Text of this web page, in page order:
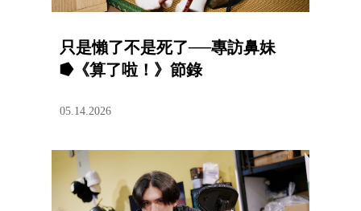
只是懶了不是死了──專訪鼻妹
⭓《算了啦！》節錄
05.14.2026